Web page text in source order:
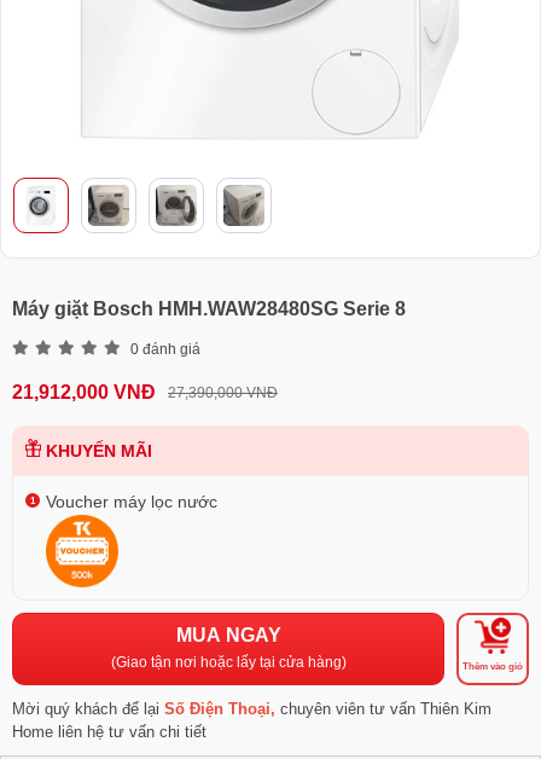
Máy giặt Bosch HMH.WAW28480SG Serie 8
0 đánh giá
21,912,000 VNĐ 27,390,000 VNĐ
KHUYẾN MÃI
Voucher máy lọc nước
MUA NGAY
(Giao tận nơi hoặc lấy tại cửa hàng) Thêm vào giỏ
Mời quý khách để lại Số Điện Thoại, chuyên viên tư vấn Thiên Kim
Home liên hệ tư vấn chi tiết